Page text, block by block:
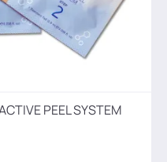
PEEL SYSTEM